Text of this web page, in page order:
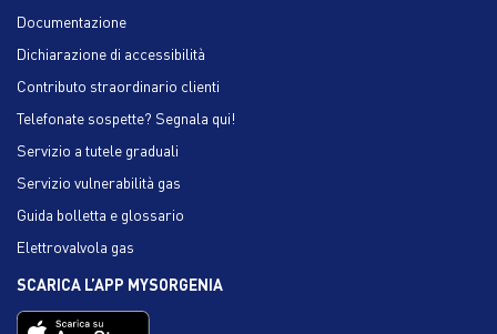
Documentazione
Dichiarazione di accessibilità
Contributo straordinario clienti
Telefonate sospette? Segnala qui!
Servizio a tutele graduali
Servizio vulnerabilità gas
Guida bolletta e glossario
Elettrovalvola gas
SCARICA L’APP MYSORGENIA